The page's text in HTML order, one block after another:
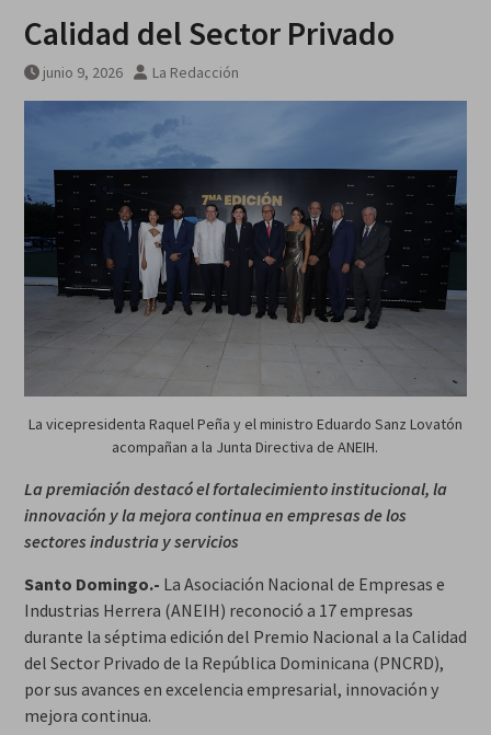
Calidad del Sector Privado
junio 9, 2026 La Redacción
La vicepresidenta Raquel Peña y el ministro Eduardo Sanz Lovatón
acompañan a la Junta Directiva de ANEIH.
La premiación destacó el fortalecimiento institucional, la
innovación y la mejora continua en empresas de los
sectores industria y servicios
Santo Domingo.- La Asociación Nacional de Empresas e
Industrias Herrera (ANEIH) reconoció a 17 empresas
durante la séptima edición del Premio Nacional a la Calidad
del Sector Privado de la República Dominicana (PNCRD),
por sus avances en excelencia empresarial, innovación y
mejora continua.